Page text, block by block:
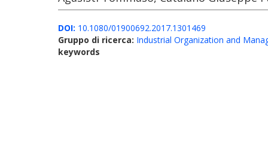
DOI: 10.1080/01900692.2017.1301469
Gruppo di ricerca: Industrial Organization and
keywords